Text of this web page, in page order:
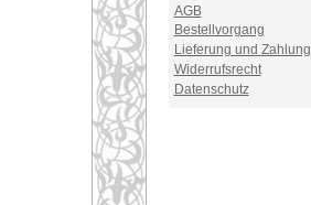
AGB
Bestellvorgang
Lieferung und Zahlung
Widerrufsrecht
Datenschutz